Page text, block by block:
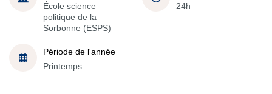
École science
politique de la
Sorbonne (ESPS)
24h
Période de l'année
Printemps